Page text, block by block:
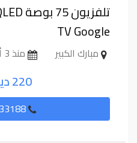
مبارك الكبير منذ 3 أشهر
220 دينار
96596933188